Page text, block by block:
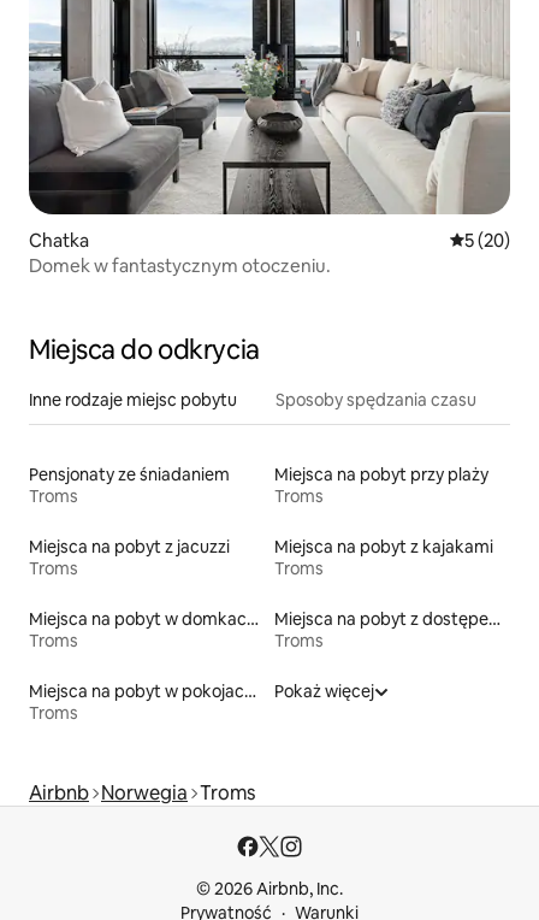
Chatka Średnia
5 (20)
Domek w fantastycznym otoczeniu.
Miejsca do odkrycia
Inne rodzaje miejsc pobytu Sposoby spędzania czasu
Pensjonaty ze śniadaniem
Troms
Miejsca na pobyt przy plaży
Troms
Miejsca na pobyt z jacuzzi
Troms
Miejsca na pobyt z kajakami
Troms
Miejsca na pobyt w domkach gościnnych
Troms
Miejsca na pobyt z dostępem do plaży
Troms
Miejsca na pobyt w pokojach prywatnych z łazienką
Troms
Pokaż więcej
Airbnb Norwegia Troms
© 2026 Airbnb, Inc.
Prywatność
Warunki